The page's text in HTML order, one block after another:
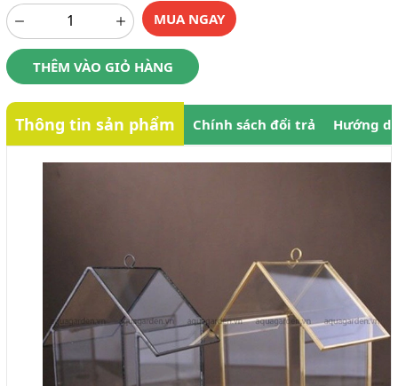
MUA NGAY
THÊM VÀO GIỎ HÀNG
Thông tin sản phẩm Chính sách đổi trả Hướng